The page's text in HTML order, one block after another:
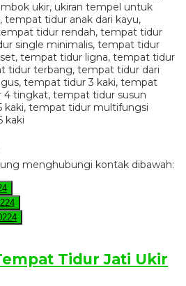
menghubungi kontak dibawah:
Tidur Jati Ukir